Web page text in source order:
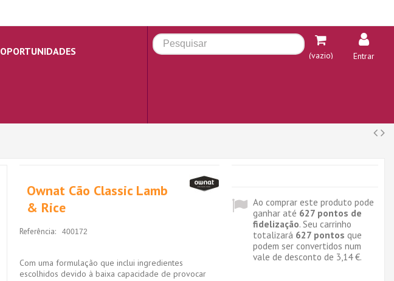
OPORTUNIDADES (vazio) Entrar
Ownat Cão Classic Lamb
& Rice
Referência: 400172
Com uma formulação que inclui ingredientes
escolhidos devido à baixa capacidade de provocar
Ao comprar este produto pode
ganhar até 627pontos de
fidelização. Seu carrinho
totalizará 627pontos que
podem ser convertidos num
vale de desconto de 3,14 €.